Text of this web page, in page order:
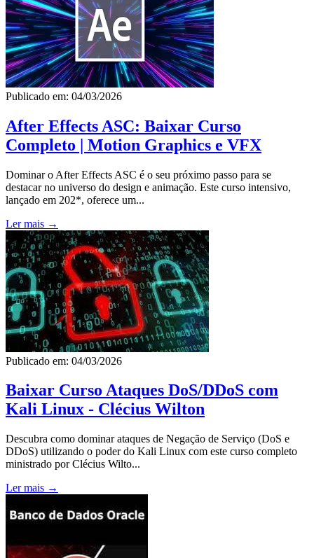
Publicado em: 04/03/2026
After Effects ASC: Baixar Curso
Completo | Motion Graphics e VFX
Dominar o After Effects ASC é o seu próximo passo para se
destacar no universo do design e animação. Este curso intensivo,
lançado em 202*, oferece um...
Ler mais →
Publicado em: 04/03/2026
Baixar Curso Ataques DoS/DDoS com
Kali Linux - Clécius Wilton
Descubra como dominar ataques de Negação de Serviço (DoS e
DDoS) utilizando o poder do Kali Linux com este curso completo
ministrado por Clécius Wilto...
Ler mais →